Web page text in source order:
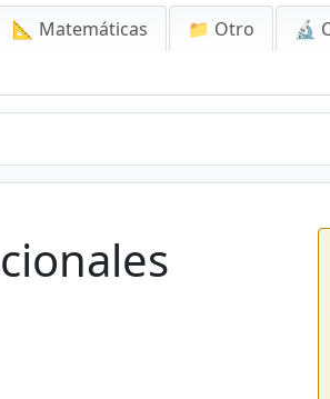
📐 Matemáticas 📁 Otro 🔬